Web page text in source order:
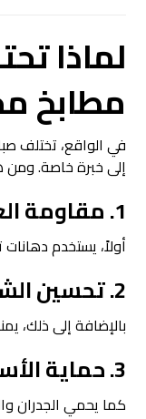
لماذا
مطابخ
في الواقع، تختلف
إلى خبرة خاصة.
1. مقاومة العوامل الصعبة
أولاً، يستخدم دهانات
2. تحسين الشكل العام
بالإضافة إلى ذلك،
3. حماية الأسطح
كما يحمي الجدران